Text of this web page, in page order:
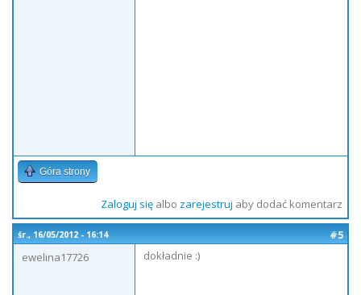
Góra strony
Zaloguj sięalbo zarejestruj aby dodać komentarz
śr., 16/05/2012 - 16:14
#5
ewelina17726
dokładnie :)